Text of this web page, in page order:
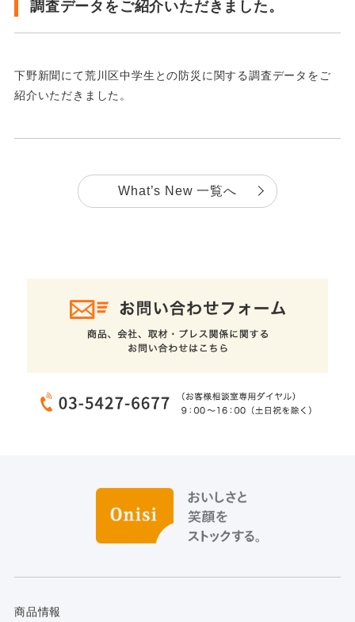
調査データをご紹介いただきました。
下野新聞にて荒川区中学生との防災に関する調査データをご
紹介いただきました。
What’s New 一覧へ
商品情報